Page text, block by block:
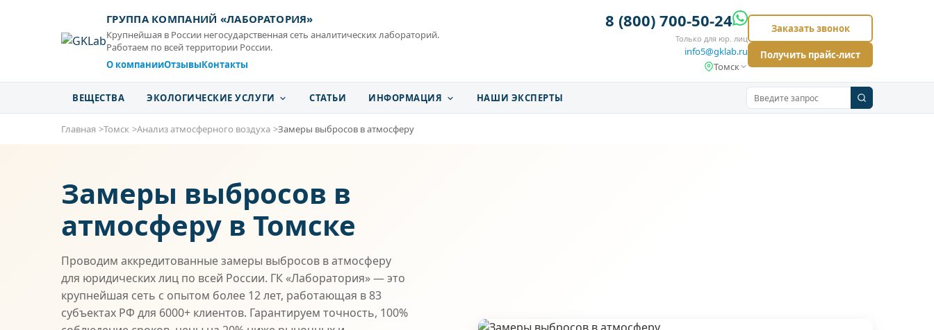
ГРУППА КОМПАНИЙ «ЛАБОРАТОРИЯ»
Крупнейшая в России негосударственная сеть аналитических лабораторий.
Работаем по всей территории России.
О компанииОтзывыКонтакты
8 (800) 700-50-24
Только для юр. лиц
info5@gklab.ru
Томск
Заказать звонок
Получить прайс-лист
ВЕЩЕСТВА ЭКОЛОГИЧЕСКИЕ УСЛУГИ СТАТЬИ ИНФОРМАЦИЯ НАШИ ЭКСПЕРТЫ
Главная Томск Анализ атмосферного воздуха Замеры выбросов в атмосферу
Замеры выбросов в
атмосферу в Томске
Проводим аккредитованные замеры выбросов в атмосферу
для юридических лиц по всей России. ГК «Лаборатория» — это
крупнейшая сеть с опытом более 12 лет, работающая в 83
субъектах РФ для 6000+ клиентов. Гарантируем точность, 100%